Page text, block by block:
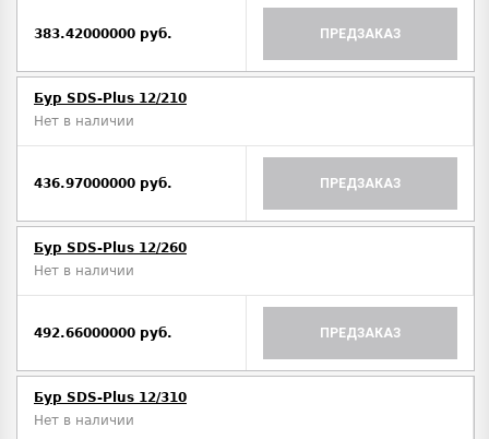
383.42000000 руб. ПРЕДЗАКАЗ
Бур SDS-Plus 12/210
Нет в наличии
436.97000000 руб. ПРЕДЗАКАЗ
Бур SDS-Plus 12/260
Нет в наличии
492.66000000 руб. ПРЕДЗАКАЗ
Бур SDS-Plus 12/310
Нет в наличии